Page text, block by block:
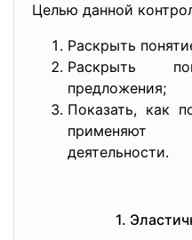
Целью данной
Раскрыть
Раскрыть
предложения;
Показать, как
применяют
деятельности.
1.